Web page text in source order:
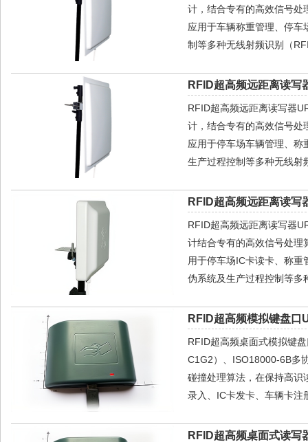
计，结合专有的高效信号处
应用于车辆称重管理、停
制等多种无线射频识别（
RFID超高频远距离读写
RFID超高频远距离读写器
计，结合专有的高效信号处
应用于停车场车辆管理、
生产过程控制等多种无线射
RFID超高频远距离读写
RFID超高频远距离读写器
计结合专有的高效信号处理
用于停车场IC卡读卡、称
伪系统及生产过程控制等多
RFID超高频模拟键盘
RFID超高频桌面式模拟键
C1G2）、ISO18000-6B多
碰撞处理算法，在保持高识
录入、IC卡发卡、车辆卡注
RFID超高频桌面式读写